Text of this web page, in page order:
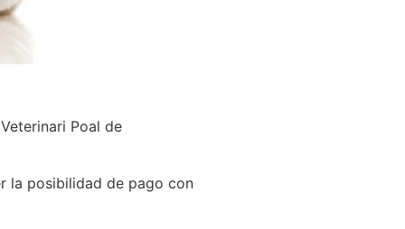
Poal de
la posibilidad de pago con